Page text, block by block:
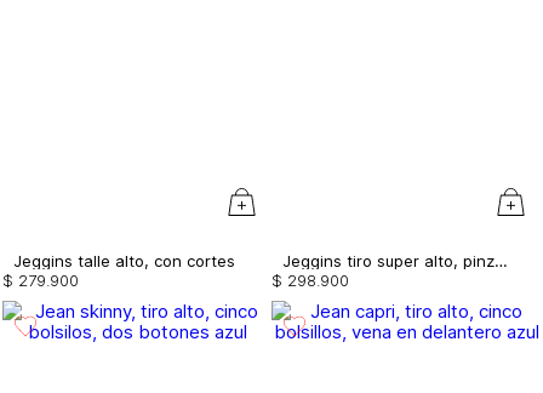
Jeggins talle alto, con cortes
$ 279.900
Jeggins tiro super alto, pinzas, vena y correa
$ 298.900